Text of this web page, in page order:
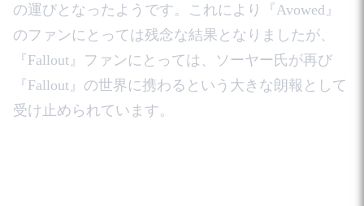
の運びとなったようです。これにより『Avowed』
のファンにとっては残念な結果となりましたが、
『Fallout』ファンにとっては、ソーヤー氏が再び
『Fallout』の世界に携わるという大きな朗報として
受け止められています。